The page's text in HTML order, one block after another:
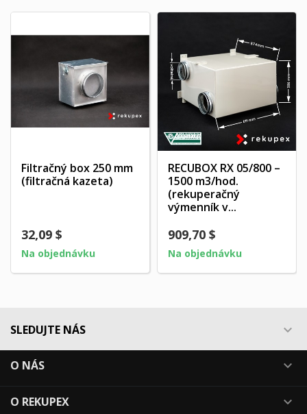
Filtračný box 250 mm
(filtračná kazeta)
32,09 $
Na objednávku
RECUBOX RX 05/800 –
1500 m3/hod.
(rekuperačný
výmenník v...
909,70 $
Na objednávku
SLEDUJTE NÁS 
O NÁS 
O REKUPEX 